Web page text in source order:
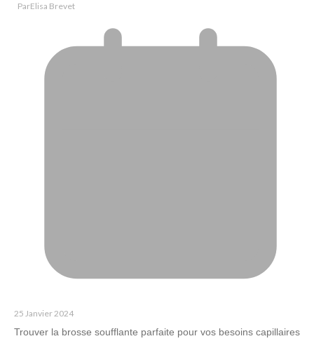
ParElisa Brevet
25 Janvier 2024
Trouver la brosse soufflante parfaite pour vos besoins capillaires